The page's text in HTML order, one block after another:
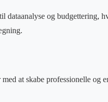
dataanalyse og budgettering,
at skabe professionelle og